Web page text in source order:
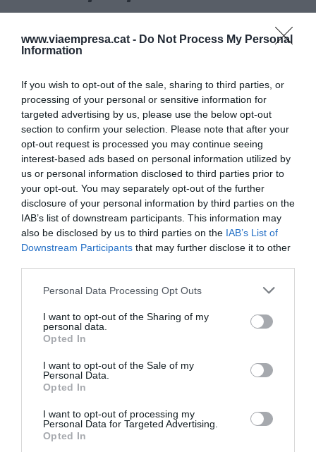
www.viaempresa.cat - Do Not Process My Personal
Information
If you wish to opt-out of the sale, sharing to third parties, or
processing of your personal or sensitive information for
targeted advertising by us, please use the below opt-out
section to confirm your selection. Please note that after your
opt-out request is processed you may continue seeing
interest-based ads based on personal information utilized by
us or personal information disclosed to third parties prior to
your opt-out. You may separately opt-out of the further
disclosure of your personal information by third parties on the
IAB’s list of downstream participants. This information may
also be disclosed by us to third parties on the IAB’s List of
Downstream Participants that may further disclose it to other
Personal Data Processing Opt Outs
I want to opt-out of the Sharing of my
personal data.
Opted In
I want to opt-out of the Sale of my
Personal Data.
Opted In
I want to opt-out of processing my
Personal Data for Targeted Advertising.
Opted In
famosa del disco, casi se queda fuera del álbum
ninguno de los proyectos que tenía en marcha.
Por suerte,su colaborador Mac insistió en que
había que hacer algo, que no podía quedarse
fuera. Entonces reescribieron la canción desde
cero y terminó convirtiéndose en el título
principal. El artista explica que con esta frase
quería capturar la nostalgia, otro gran tema de
esta colección. Lo que Bad Bunny busca reflejar
con esta idea es la necesidad de no dar por
sentado el pasado, de recordar siempre las cosas
importantes y de no centrar todas nuestras
esperanzas únicamente en el futuro. ¿Es Bad
Bunny la reencarnación de los románticos del
siglo XIX o el heredero de la cultura pop de
Baudelaire y Walter Benjamin? Quizás sí,
probablemente no. Lo cierto es que, con una
canción que no podemos sacarnos de la cabeza
valorar las cosas esenciales. En mi caso, por
ejemplo, me he dado cuenta de uno de los